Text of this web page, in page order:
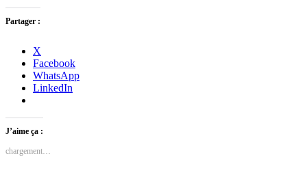
Partager :
X
Facebook
WhatsApp
LinkedIn
J’aime ça :
chargement…